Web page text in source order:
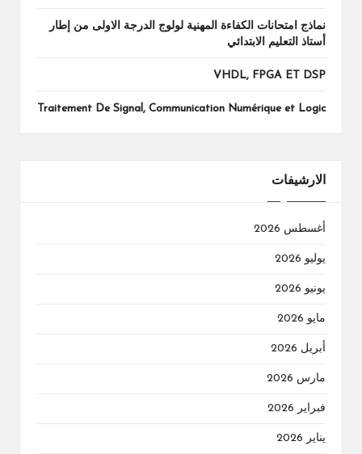
نماذج امتحانات الكفاءة المهنية لولوج الدرجة الاولى من إطار
أستاذ التعليم الابتدائي
VHDL, FPGA ET DSP
Traitement De Signal, Communication Numérique et Logic
الارشيفات
أغسطس 2026
يوليو 2026
يونيو 2026
مايو 2026
أبريل 2026
مارس 2026
فبراير 2026
يناير 2026